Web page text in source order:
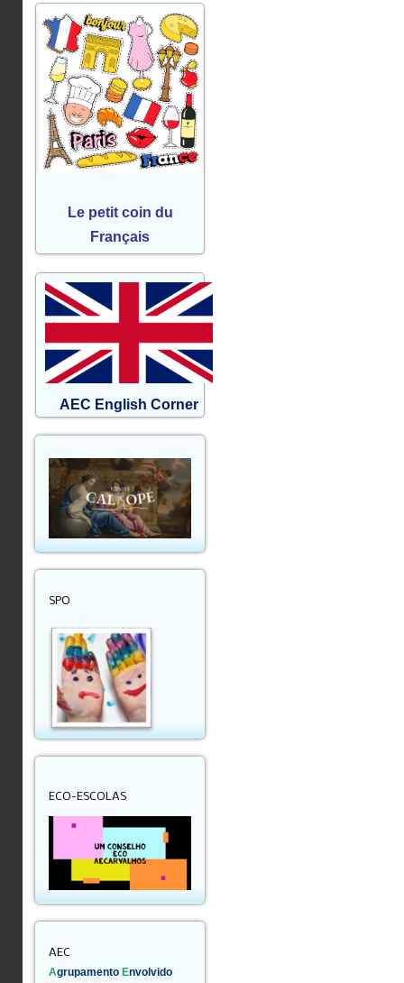
Le petit coin du
Français
AEC English Corner
SPO
ECO-ESCOLAS
AEC
Agrupamento Envolvido